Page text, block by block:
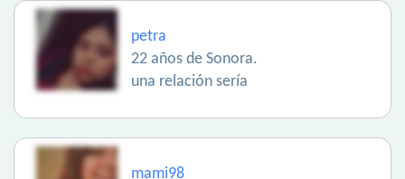
petra
22 años de Sonora.
una relación sería
mami98